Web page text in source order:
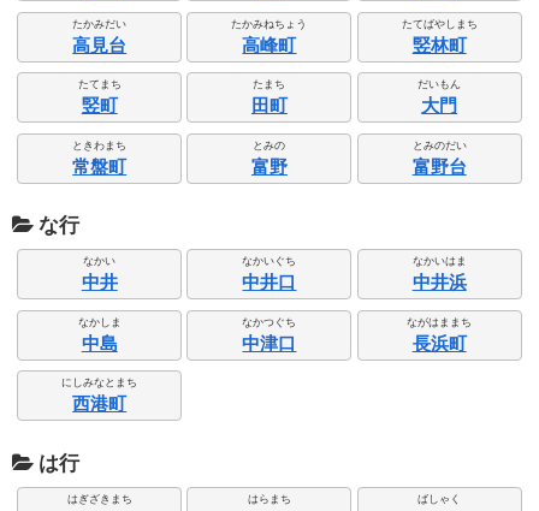
たかみだい
高見台
たかみねちょう
高峰町
たてばやしまち
竪林町
たてまち
竪町
たまち
田町
だいもん
大門
ときわまち
常盤町
とみの
富野
とみのだい
富野台
な行
なかい
中井
なかいぐち
中井口
なかいはま
中井浜
なかしま
中島
なかつぐち
中津口
ながはままち
長浜町
にしみなとまち
西港町
は行
はぎざきまち はらまち ばしゃく